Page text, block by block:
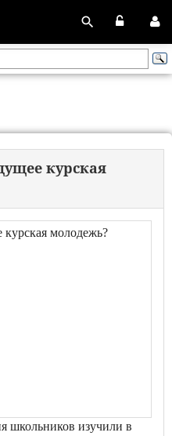
курская
школьников изучили в